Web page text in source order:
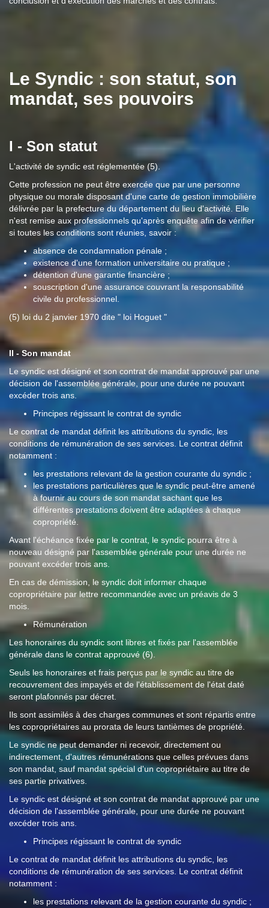
Le Syndic : son statut, son
mandat, ses pouvoirs
I - Son statut
L'activité de syndic est réglementée (5).
Cette profession ne peut être exercée que par une personne
physique ou morale disposant d'une carte de gestion immobilière
délivrée par la prefecture du département du lieu d'activité. Elle
n'est remise aux professionnels qu'après enquête afin de vérifier
si toutes les conditions sont réunies, savoir :
absence de condamnation pénale ;
existence d'une formation universitaire ou pratique ;
détention d'une garantie financière ;
souscription d'une assurance couvrant la responsabilité
civile du professionnel.
(5) loi du 2 janvier 1970 dite " loi Hoguet "
II - Son mandat
Le syndic est désigné et son contrat de mandat approuvé par une
décision de l'assemblée générale, pour une durée ne pouvant
excéder trois ans.
Principes régissant le contrat de syndic
Le contrat de mandat définit les attributions du syndic, les
conditions de rémunération de ses services. Le contrat définit
notamment :
les prestations relevant de la gestion courante du syndic ;
les prestations particulières que le syndic peut-être amené
à fournir au cours de son mandat sachant que les
différentes prestations doivent être adaptées à chaque
copropriété.
Avant l'échéance fixée par le contrat, le syndic pourra être à
nouveau désigné par l'assemblée générale pour une durée ne
pouvant excéder trois ans.
En cas de démission, le syndic doit informer chaque
copropriétaire par lettre recommandée avec un préavis de 3
mois.
Rémunération
Les honoraires du syndic sont libres et fixés par l'assemblée
générale dans le contrat approuvé (6).
Seuls les honoraires et frais perçus par le syndic au titre de
recouvrement des impayés et de l'établissement de l'état daté
seront plafonnés par décret.
Ils sont assimilés à des charges communes et sont répartis entre
les copropriétaires au prorata de leurs tantièmes de propriété.
Le syndic ne peut demander ni recevoir, directement ou
indirectement, d'autres rémunérations que celles prévues dans
son mandat, sauf mandat spécial d'un copropriétaire au titre de
ses partie privatives.
Le syndic est désigné et son contrat de mandat approuvé par une
décision de l'assemblée générale, pour une durée ne pouvant
excéder trois ans.
Principes régissant le contrat de syndic
Le contrat de mandat définit les attributions du syndic, les
conditions de rémunération de ses services. Le contrat définit
notamment :
les prestations relevant de la gestion courante du syndic ;